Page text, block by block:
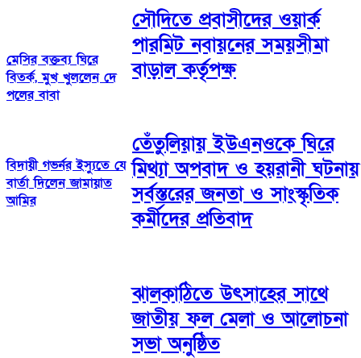
মেসির বক্তব্য ঘিরে
বিতর্ক, মুখ খুললেন দে
পলের বাবা
বিদায়ী গভর্নর ইস্যুতে যে
বার্তা দিলেন জামায়াত
আমির
সৌদিতে প্রবাসীদের ওয়ার্ক
পারমিট নবায়নের সময়সীমা
বাড়াল কর্তৃপক্ষ
তেঁতুলিয়ায় ইউএনওকে ঘিরে
মিথ্যা অপবাদ ও হয়রানী ঘটনায়
সর্বস্তরের জনতা ও সাংস্কৃতিক
কর্মীদের প্রতিবাদ
ঝালকাঠিতে উৎসাহের সাথে
জাতীয় ফল মেলা ও আলোচনা
সভা অনুষ্ঠিত